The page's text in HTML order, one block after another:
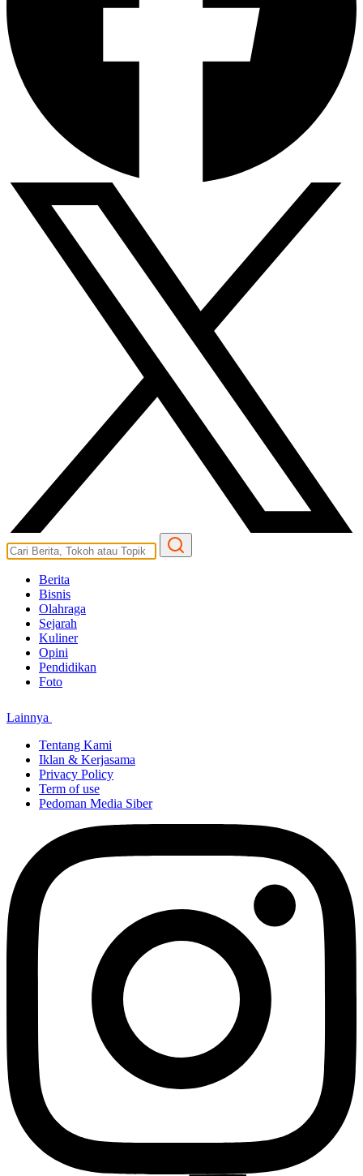
Berita
Bisnis
Olahraga
Sejarah
Kuliner
Opini
Pendidikan
Foto
Lainnya
Tentang Kami
Iklan & Kerjasama
Privacy Policy
Term of use
Pedoman Media Siber